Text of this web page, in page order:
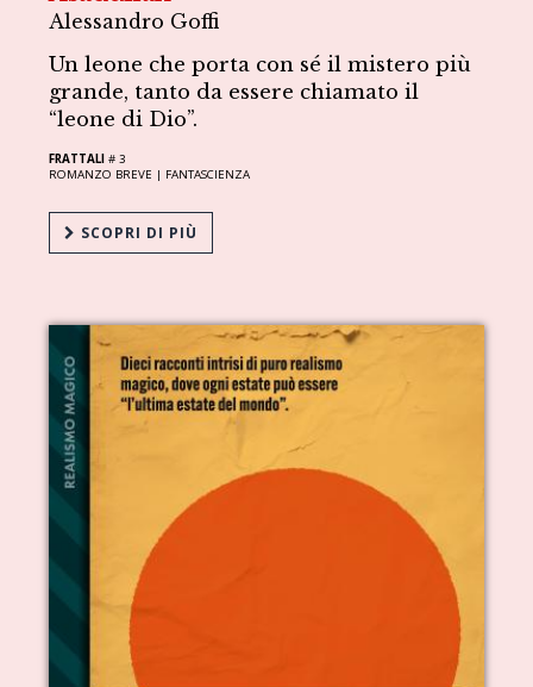
Alessandro Goffi
Un leone che porta con sé il mistero più
grande, tanto da essere chiamato il
“leone di Dio”.
FRATTALI # 3
ROMANZO BREVE | FANTASCIENZA
SCOPRI DI PIÙ